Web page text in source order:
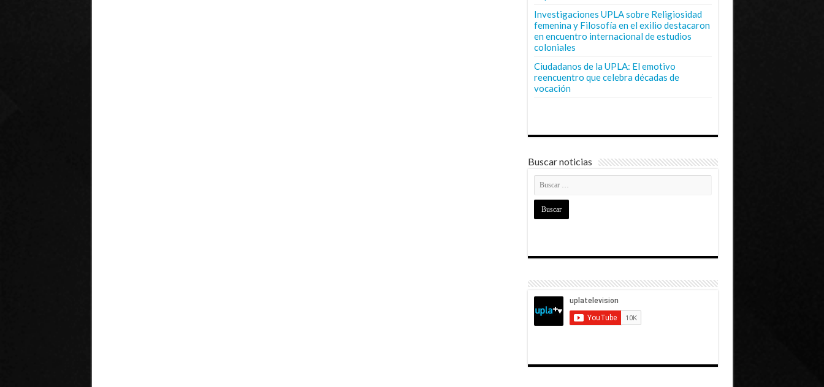
Investigaciones UPLA sobre Religiosidad
femenina y Filosofía en el exilio destacaron
en encuentro internacional de estudios
coloniales
Ciudadanos de la UPLA: El emotivo
reencuentro que celebra décadas de
vocación
Buscar noticias